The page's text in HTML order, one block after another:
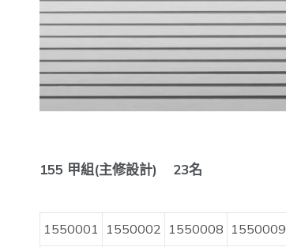
155 甲組(主修設計) 23名
1550001 1550002 1550008 1550009